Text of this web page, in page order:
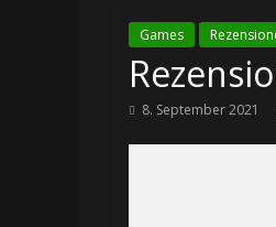
Games
8. September 2021